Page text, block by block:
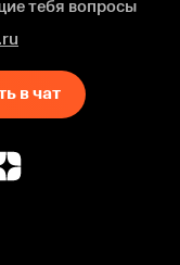
тебя вопросы
в чат